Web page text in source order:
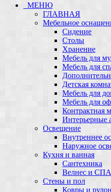
МЕНЮ
ГЛАВНАЯ
Мебельное
Сидение
Столы
Хранение
Мебель для
Мебель для
Детская
Мебель для
Мебель для
Контрактная
Интерьерные
Освещение
Внутреннее
Наружное
Кухня и ванная
Сантехника
Велнес и СПА
Стены и пол
Ковры и